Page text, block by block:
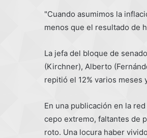
"Cuando asumimos la
menos que el resultado de
La jefa del bloque de
(Kirchner), Alberto
repitió el 12% varios meses
En una publicación en la
cepo extremo, faltantes de
roto. Una locura haber